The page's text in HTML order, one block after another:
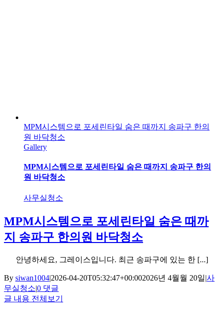
MPM시스템으로 포세린타일 숨은 때까지 송파구 한의
원 바닥청소
Gallery
MPM시스템으로 포세린타일 숨은 때까지 송파구 한의
원 바닥청소
사무실청소
MPM시스템으로 포세린타일 숨은 때까
지 송파구 한의원 바닥청소
안녕하세요, 그레이스입니다. 최근 송파구에 있는 한 [...]
By siwan1004|2026-04-20T05:32:47+00:002026년 4월월 20일|사
무실청소|0 댓글
글 내용 전체보기